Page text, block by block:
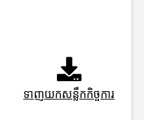
ទាញយកសន្លឹកកិច្ចការ